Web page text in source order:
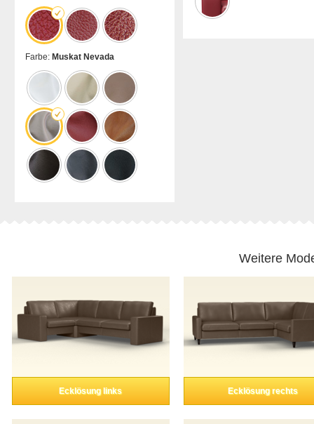
Farbe: Muskat Nevada
Weitere
Ecklösung links Ecklösung rechts